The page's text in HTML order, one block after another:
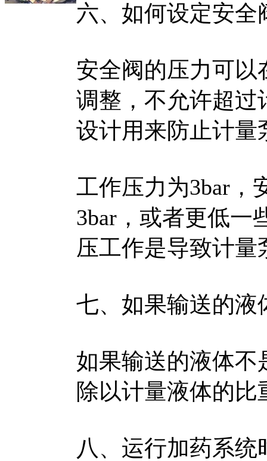
六、如何设定安全
安全阀的压力可以
调整，不允许超过
设计用来防止计量
工作压力为3bar，
3bar，或者更低一
压工作是导致计
七、如果输送的液
如果输送的液体不
除以计量液体的比
八、运行加药系